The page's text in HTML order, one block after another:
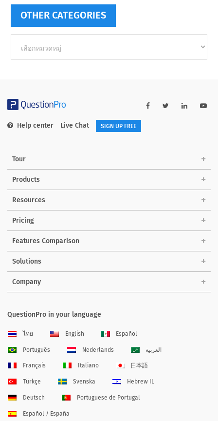
OTHER CATEGORIES
categories
Help center Live Chat SIGN UP FREE
Tour
Products
Resources
Pricing
Features Comparison
Solutions
Company
QuestionPro in your language
ไทย English Español
Português Nederlands العربية
Français Italiano 日本語
Türkçe Svenska Hebrew IL
Deutsch Portuguese de Portugal
Español / España